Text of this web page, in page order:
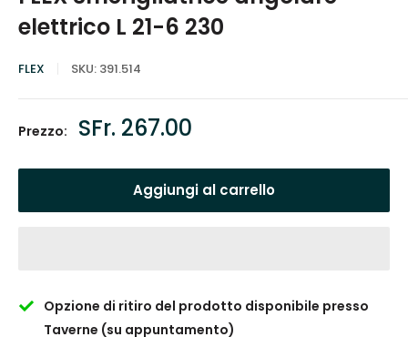
elettrico L 21-6 230
FLEX SKU: 391.514
Prezzo: Prezzo
SFr. 267.00
Aggiungi al carrello
Opzione di ritiro del prodotto disponibile presso
Taverne (su appuntamento)